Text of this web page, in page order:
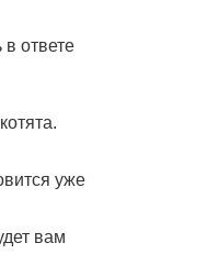
ответе
уже
вам